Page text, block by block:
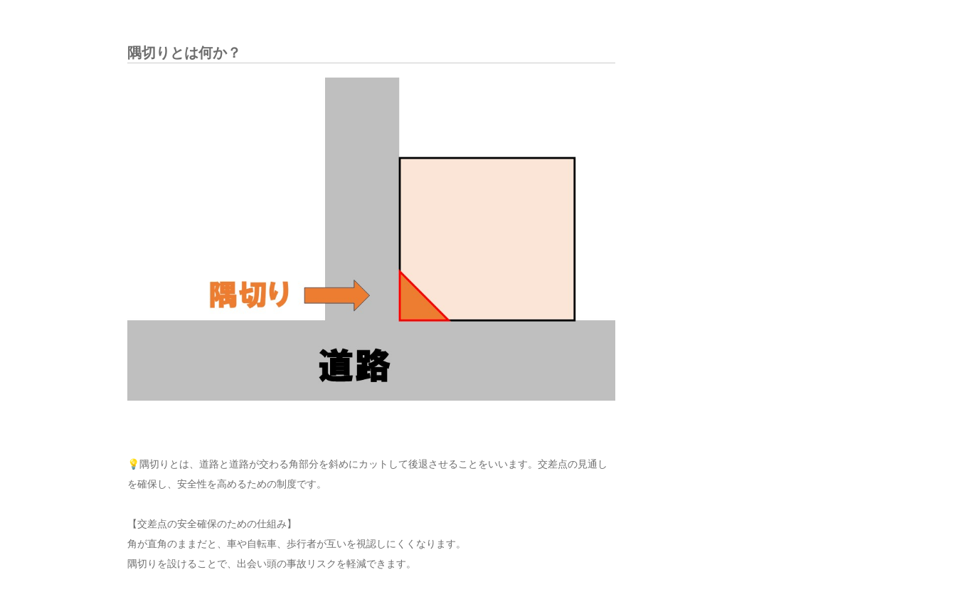
隅切りとは何か？
💡隅切りとは、道路と道路が交わる角部分を斜めにカットして後退させることをいいます。交差点の見通し
を確保し、安全性を高めるための制度です。
【交差点の安全確保のための仕組み】
角が直角のままだと、車や自転車、歩行者が互いを視認しにくくなります。
隅切りを設けることで、出会い頭の事故リスクを軽減できます。